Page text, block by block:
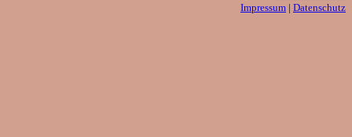
Impressum | Datenschutz